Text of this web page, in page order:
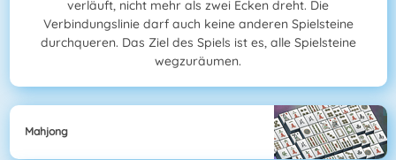
verläuft, nicht mehr als zwei Ecken dreht. Die
Verbindungslinie darf auch keine anderen Spielsteine
durchqueren. Das Ziel des Spiels ist es, alle Spielsteine
wegzuräumen.
Mahjong